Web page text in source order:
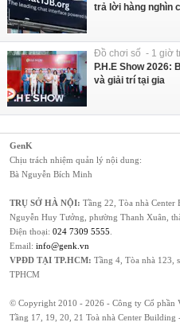
trả lời hàng nghìn
Đồ chơi số - 1 giờ
P.H.E Show 2026:
và giải trí tại gia
GenK
Chịu trách nhiệm quản lý nội dung:
Bà Nguyễn Bích Minh
TRỤ SỞ HÀ NỘI: Tầng 22, Tòa nhà
Nguyễn Huy Tưởng, phường Thanh Xuân,
Điện thoại: 024 7309 5555
Email: info@genk.vn
VPĐD TẠI TP.HCM: Tầng 4, Tòa nhà 123,
TPHCM
© Copyright 2010 - 2026 - Công ty Cổ phần
Tầng 17, 19, 20, 21 Toà nhà Center